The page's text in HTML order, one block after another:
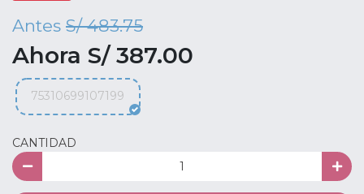
Antes S/ 483.75
Ahora S/ 387.00
75310699107199
CANTIDAD